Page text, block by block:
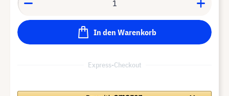
In den Warenkorb
Express-Checkout